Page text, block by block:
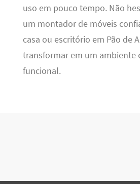
uso em pouco tempo. Não
um montador de móveis
casa ou escritório em Pão de
transformar em um ambiente
funcional.